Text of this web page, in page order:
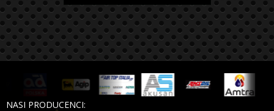
NASI PRODUCENCI: